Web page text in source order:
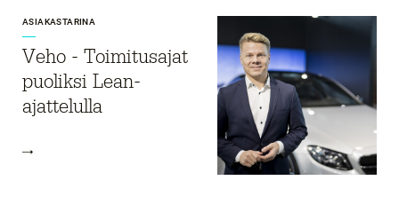
ASIAKASTARINA
Veho - Toimitusajat
puoliksi Lean-
ajattelulla